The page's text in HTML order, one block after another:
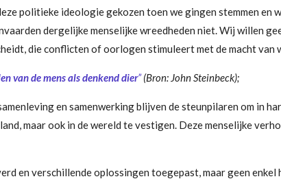
politieke ideologie gekozen toen we gingen stemmen en
dergelijke menselijke wreedheden niet. Wij willen
die conflicten of oorlogen stimuleert met de macht van
van de mens als denkend dier” (Bron: John Steinbeck);
en samenwerking blijven de steunpilaren om in
maar ook in de wereld te vestigen. Deze menselijke
en verschillende oplossingen toegepast, maar geen